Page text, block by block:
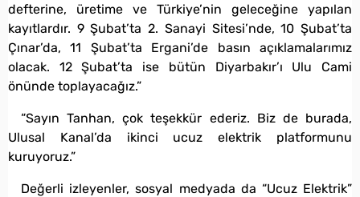
defterine, üretime ve Türkiye’nin geleceğine yapılan
kayıtlardır. 9 Şubat’ta 2. Sanayi Sitesi’nde, 10 Şubat’ta
Çınar’da, 11 Şubat’ta Ergani’de basın açıklamalarımız
olacak. 12 Şubat’ta ise bütün Diyarbakır’ı Ulu Cami
önünde toplayacağız.”
“Sayın Tanhan, çok teşekkür ederiz. Biz de burada,
Ulusal Kanal’da ikinci ucuz elektrik platformunu
kuruyoruz.”
Değerli izleyenler, sosyal medyada da “Ucuz Elektrik”